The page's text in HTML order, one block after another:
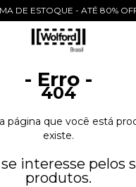
DE ESTOQUE - ATÉ 80%
- Erro -
404
página que você está
existe.
se interesse pelos
produtos.